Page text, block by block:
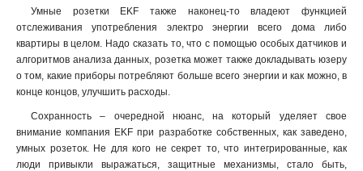
Умные розетки EKF также наконец-то владеют функцией
отслеживания употребления электро энергии всего дома либо
квартиры в целом. Надо сказать то, что с помощью особых датчиков и
алгоритмов анализа данных, розетка может также докладывать юзеру
о том, какие приборы потребляют больше всего энергии и как можно, в
конце концов, улучшить расходы.
Сохранность – очередной нюанс, на который уделяет свое
внимание компания EKF при разработке собственных, как заведено,
умных розеток. Не для кого не секрет то, что интегрированные, как
люди привыкли выражаться, защитные механизмы, стало быть,